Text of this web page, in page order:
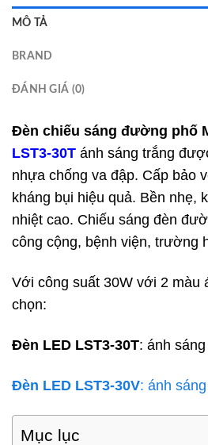
MÔ TẢ
BRAND
ĐÁNH GIÁ (0)
Đèn chiếu sáng đường phố
LST3-30T ánh sáng trắng
nhựa chống va đập. Cấp bảo
kháng bụi hiệu quả. Bền nhẹ,
nhiệt cao. Chiếu sáng đèn
công cộng, bệnh viện, trường
Với công suất 30W với 2 màu
chọn:
Đèn LED LST3-30T: ánh
Đèn LED LST3-30V: ánh
Mục lục